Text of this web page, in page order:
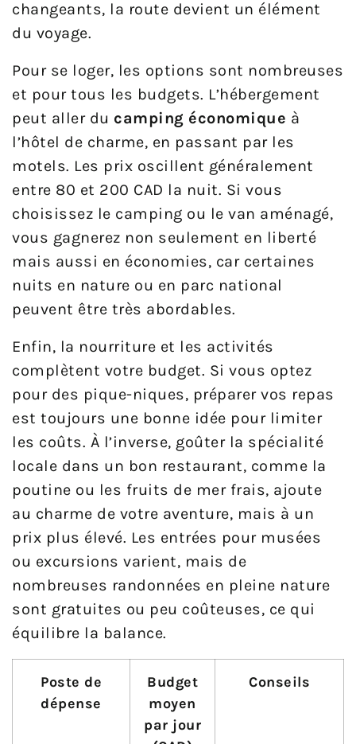
changeants, la route devient un élément
du voyage.
Pour se loger, les options sont nombreuses
et pour tous les budgets. L’hébergement
peut aller du camping économique à
l’hôtel de charme, en passant par les
motels. Les prix oscillent généralement
entre 80 et 200 CAD la nuit. Si vous
choisissez le camping ou le van aménagé,
vous gagnerez non seulement en liberté
mais aussi en économies, car certaines
nuits en nature ou en parc national
peuvent être très abordables.
Enfin, la nourriture et les activités
complètent votre budget. Si vous optez
pour des pique-niques, préparer vos repas
est toujours une bonne idée pour limiter
les coûts. À l’inverse, goûter la spécialité
locale dans un bon restaurant, comme la
poutine ou les fruits de mer frais, ajoute
au charme de votre aventure, mais à un
prix plus élevé. Les entrées pour musées
ou excursions varient, mais de
nombreuses randonnées en pleine nature
sont gratuites ou peu coûteuses, ce qui
équilibre la balance.
Poste de
dépense
Budget
moyen
par jour
Conseils